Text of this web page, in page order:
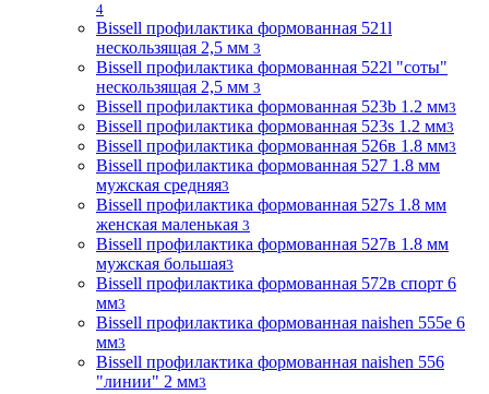
4
Bissell профилактика формованная 521l
нескользящая 2,5 мм 3
Bissell профилактика формованная 522l "соты"
нескользящая 2,5 мм 3
Bissell профилактика формованная 523b 1.2 мм3
Bissell профилактика формованная 523s 1.2 мм3
Bissell профилактика формованная 526в 1.8 мм3
Bissell профилактика формованная 527 1.8 мм
мужская средняя3
Bissell профилактика формованная 527s 1.8 мм
женская маленькая 3
Bissell профилактика формованная 527в 1.8 мм
мужская большая3
Bissell профилактика формованная 572в спорт 6
мм3
Bissell профилактика формованная naishen 555е 6
мм3
Bissell профилактика формованная naishen 556
"линии" 2 мм3